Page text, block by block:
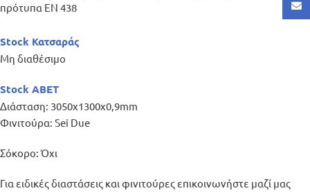
πρότυπα ΕΝ 438
Stock Κατσαράς
Μη διαθέσιμο
Stock ABET
Διάσταση: 3050x1300x0,9mm
Φινιτούρα: Sei Due
Σόκορο: Όχι
Για ειδικές διαστάσεις και φινιτούρες επικοινωνήστε μαζί μας